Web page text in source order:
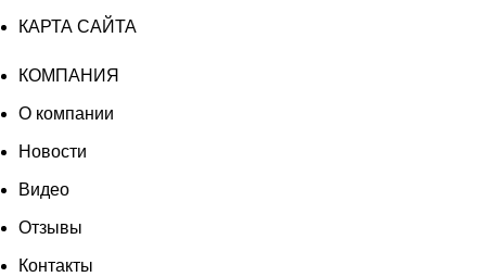
КАРТА САЙТА
КОМПАНИЯ
О компании
Новости
Видео
Отзывы
Контакты